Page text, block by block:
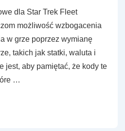
dla Star Trek Fleet
możliwość wzbogacenia
w grze poprzez wymianę
takich jak statki, waluta i
jest, aby pamiętać, że kody te
…